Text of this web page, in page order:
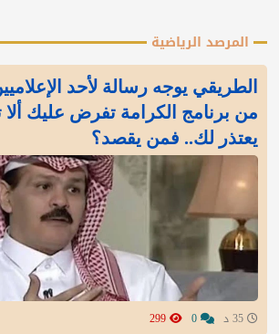
المرصد الرياضية
الطريقي يوجه رسالة لأحد
من برنامج الكرامة تفرض عليك ألا
يعتذر لك.. فمن يقصد؟